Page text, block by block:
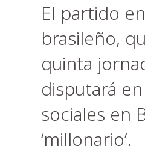
El partido
brasileño,
quinta
disputará
sociales en
‘millonario’.